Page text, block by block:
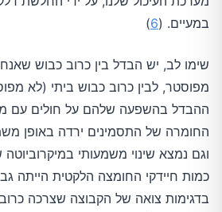
במעיים. (6
)
שימו לב, יש הבדל בין כרוב כבוש
מפוסטר, לבין כרוב כבוש ביתי (לא
ההבדל בהשפעה שלהם על חולים עם
החומרה של התסמינים ירדה באופן
וגם נמצא שינוי משמעותי
כמות חיידקי החומצה הלקטית הייתה
בדגימות צואה של הקבוצה שצרכה